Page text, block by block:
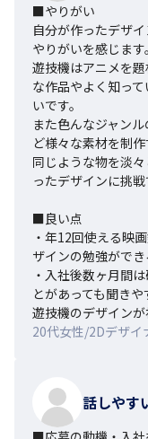
■やりがい
自分が作ったデザ
やりがいを感じます。
遊技機はアニメを
な作品やよく知っ
いです。
また色んなジャン
ど様々な素材を制作
同じような物を淡
ったデザインに挑
■良い点
・年12回使える映
ザインの勉強ができ
・入社後数ヶ月間
とがあっても聞き
遊技機のデザイン
20代女性/2Dデザイ
話しやす